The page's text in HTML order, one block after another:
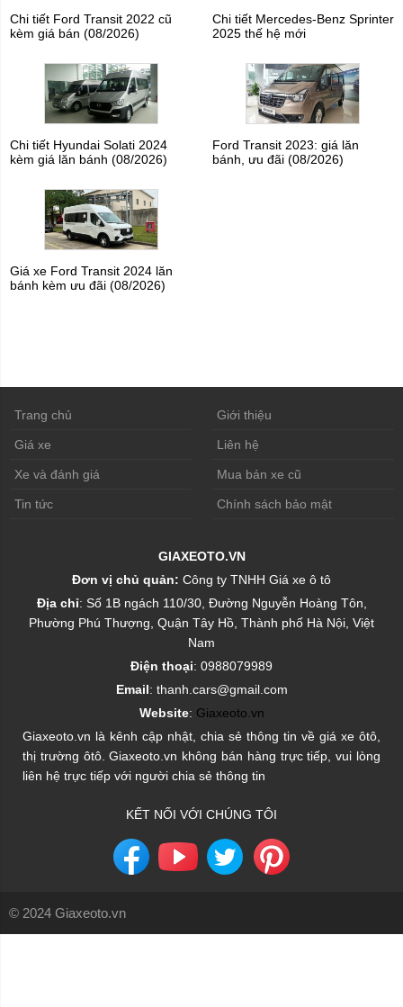
Chi tiết Ford Transit 2022 cũ
kèm giá bán (08/2026)
Chi tiết Mercedes-Benz Sprinter
2025 thế hệ mới
Chi tiết Hyundai Solati 2024
kèm giá lăn bánh (08/2026)
Ford Transit 2023: giá lăn
bánh, ưu đãi (08/2026)
Giá xe Ford Transit 2024 lăn
bánh kèm ưu đãi (08/2026)
Trang chủ Giới thiệu
Giá xe Liên hệ
Xe và đánh giá Mua bán xe cũ
Tin tức Chính sách bảo mật
GIAXEOTO.VN
Đơn vị chủ quản: Công ty TNHH Giá xe ô tô
Địa chỉ: Số 1B ngách 110/30, Đường Nguyễn Hoàng Tôn,
Phường Phú Thượng, Quận Tây Hồ, Thành phố Hà Nội, Việt
Nam
Điện thoại: 0988079989
Email: thanh.cars@gmail.com
Website: Giaxeoto.vn
Giaxeoto.vn là kênh cập nhật, chia sẻ thông tin về giá xe ôtô,
thị trường ôtô. Giaxeoto.vn không bán hàng trực tiếp, vui lòng
liên hệ trực tiếp với người chia sẻ thông tin
KẾT NỐI VỚI CHÚNG TÔI
© 2024 Giaxeoto.vn